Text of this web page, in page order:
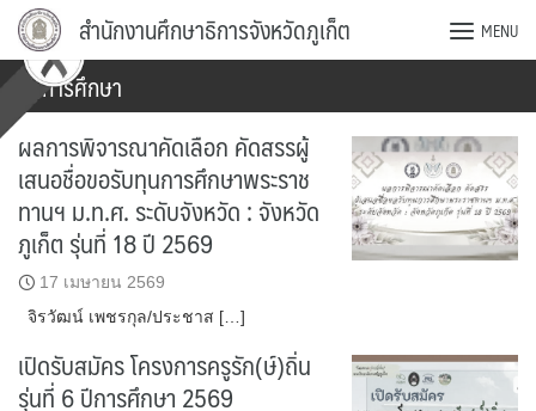
Skip
content
สำนักงานศึกษาธิการจังหวัดภูเก็ต MENU
ทุนการศึกษา
ผลการพิจารณาคัดเลือก คัดสรรผู้
เสนอชื่อขอรับทุนการศึกษาพระราช
ทานฯ ม.ท.ศ. ระดับจังหวัด : จังหวัด
ภูเก็ต รุ่นที่ 18 ปี 2569
17 เมษายน 2569
จิรวัฒน์ เพชรกุล/ประชาส […]
เปิดรับสมัคร โครงการครูรัก(ษ์)ถิ่น
รุ่นที่ 6 ปีการศึกษา 2569